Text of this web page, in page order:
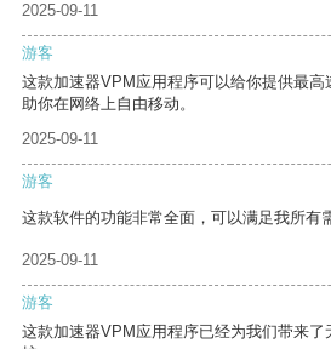
2025-09-11
游客
这款加速器VPM应用程序可以给你提供最
助你在网络上自由移动。
2025-09-11
游客
这款软件的功能非常全面，可以满足我所有
2025-09-11
游客
这款加速器VPM应用程序已经为我们带来